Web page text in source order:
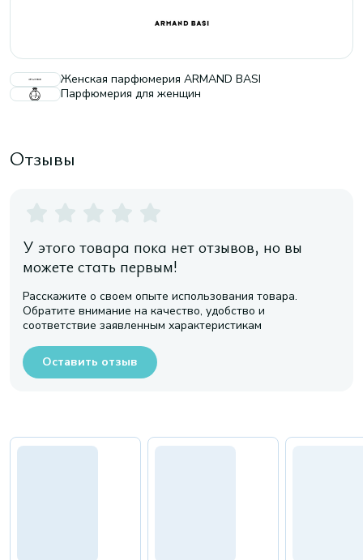
Женская парфюмерия ARMAND BASI
Парфюмерия для женщин
Отзывы
У этого товара пока нет отзывов, но вы
можете стать первым!
Расскажите о своем опыте использования товара.
Обратите внимание на качество, удобство и
соответствие заявленным характеристикам
Оставить отзыв